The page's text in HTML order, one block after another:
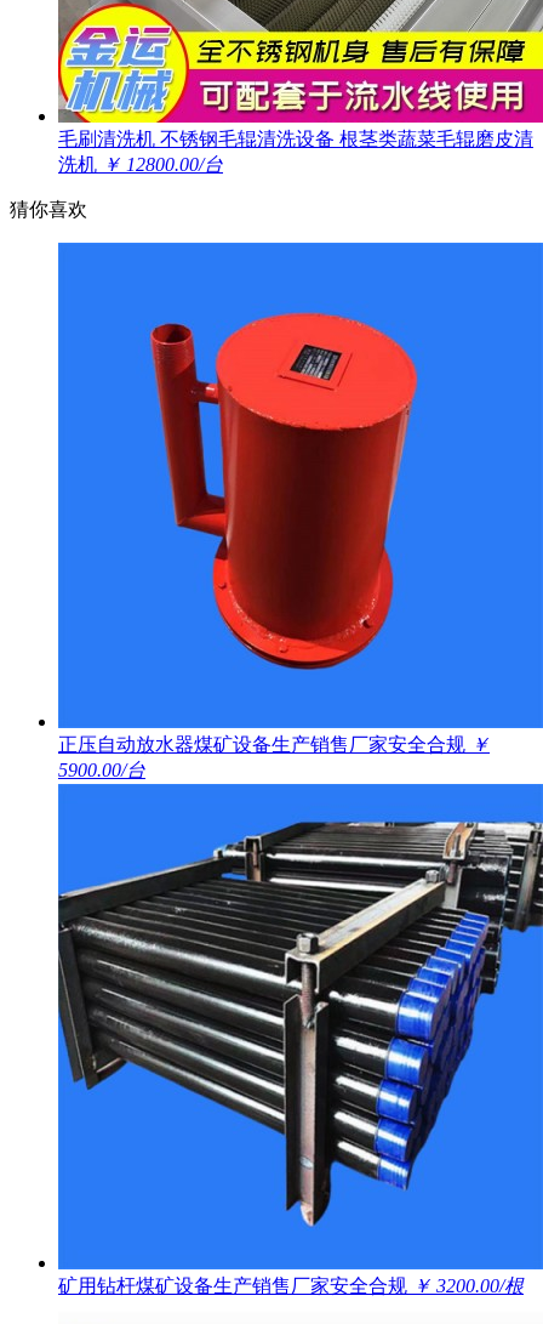
毛刷清洗机 不锈钢毛辊清洗设备 根茎类蔬菜毛辊磨皮清
洗机 ￥ 12800.00/台
猜你喜欢
正压自动放水器煤矿设备生产销售厂家安全合规 ￥
5900.00/台
矿用钻杆煤矿设备生产销售厂家安全合规 ￥ 3200.00/根